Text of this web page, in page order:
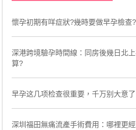
懷孕初期有咩症狀?幾時要做早孕檢查
深港跨境驗孕時間線：同房後幾日北上
算?
早孕这几项检查很重要，千万别大意了
深圳福田無痛流產手術費用：哪裡更